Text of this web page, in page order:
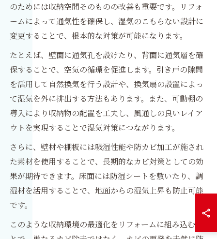
のためには収納空間そのものの改善も重要です。リフォ
ームによって通気性を確保し、湿気のこもらない設計に
変更することで、根本的な対策が可能になります。
たとえば、壁面に通気孔を設けたり、背面に通気層を確
保することで、空気の循環を促進します。引き戸の隙間
を活用して自然換気を行う設計や、換気扇の設置によっ
て湿気を外に排出する方法もあります。また、可動棚の
導入により収納物の配置を工夫し、風通しの良いレイア
ウトを実現することで湿気対策につながります。
さらに、壁材や棚板には吸湿性能や防カビ加工が施され
た素材を使用することで、長期的なカビ対策としての効
果が期待できます。床面には防湿シートを敷いたり、調
湿材を活用することで、地面からの湿気上昇も防止可能
です。
このような収納環境の最適化をリフォームに組み込むこ